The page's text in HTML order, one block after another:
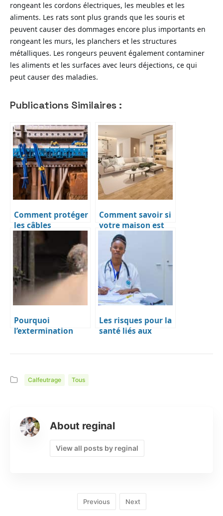
rongeant les cordons électriques, les meubles et les
aliments. Les rats sont plus grands que les souris et
peuvent causer des dommages encore plus importants en
rongeant les murs, les planchers et les structures
métalliques. Les rongeurs peuvent également contaminer
les aliments et les surfaces avec leurs déjections, ce qui
peut causer des maladies.
Publications Similaires :
Comment protéger
les câbles
électriques des
rongeurs ?
Comment savoir si
votre maison est
bien isolée
Pourquoi
l’extermination
essentielle pour se
rongeurs à
pour une maison
sans souris ni rats
Les risques pour la
santé liés aux
rongeurs à la
Calfeutrage Tous
About reginal
View all posts by reginal
Previous Next